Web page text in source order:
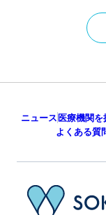
ニュース医療機関を
よくある質